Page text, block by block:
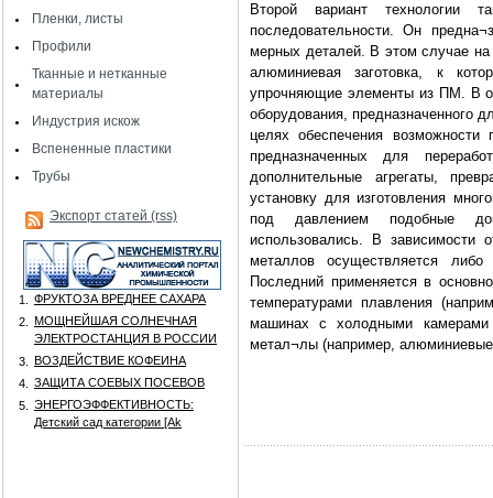
Пленки, листы
Профили
Тканные и нетканные
материалы
Индустрия искож
Вспененные пластики
Трубы
Экспорт статей (rss)
1.
ФРУКТОЗА ВРЕДНЕЕ САХАРА
2.
МОЩНЕЙШАЯ СОЛНЕЧНАЯ
ЭЛЕКТРОСТАНЦИЯ В РОССИИ
3.
ВОЗДЕЙСТВИЕ КОФЕИНА
4.
ЗАЩИТА СОЕВЫХ ПОСЕВОВ
5.
ЭНЕРГОЭФФЕКТИВНОСТЬ:
Детский сад категории [Аk
Второй вариант технологии
последовательности. Он
мерных деталей. В этом случае на
алюминиевая заготовка, к
упрочняющие элементы из ПМ. В
оборудования, предназначенного
целях обеспечения
предназначенных для
дополнительные агрегаты,
установку для изготовления
под давлением подобные
использовались. В зависимости
металлов осуществляется
Последний применяется в
температурами плавления
машинах с холодными камерами
метал¬лы (например,